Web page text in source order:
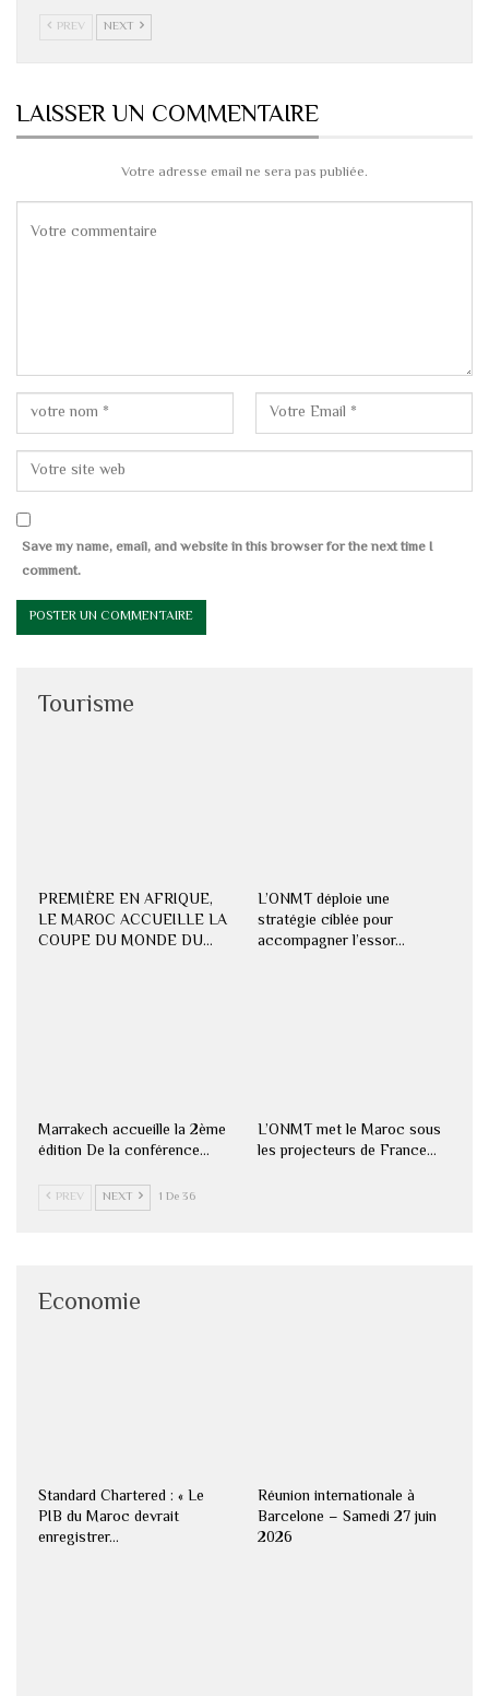
PREV NEXT
LAISSER UN COMMENTAIRE
Votre adresse email ne sera pas publiée.
Save my name, email, and website in this browser for the next time I
comment.
Tourisme
PREMIÈRE EN AFRIQUE,
LE MAROC ACCUEILLE LA
COUPE DU MONDE DU…
L’ONMT déploie une
stratégie ciblée pour
accompagner l’essor…
Marrakech accueille la 2ème
édition De la conférence…
L’ONMT met le Maroc sous
les projecteurs de France…
PREV NEXT 1 De 36
Economie
Standard Chartered : « Le
PIB du Maroc devrait
enregistrer…
Réunion internationale à
Barcelone – Samedi 27 juin
2026